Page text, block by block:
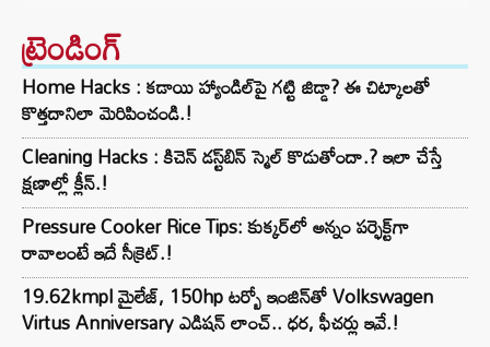
ట్రెండింగ్‌
Home Hacks : కడాయి హ్యాండిల్‌పై గట్టి జిడ్డా? ఈ చిట్కాలతో
కొత్తదానిలా మెరిపించండి.!
Cleaning Hacks : కిచెన్ డస్ట్‌బిన్ స్మెల్ కొడుతోందా.? ఇలా చేస్తే
క్షణాల్లో క్లీన్.!
Pressure Cooker Rice Tips: కుక్కర్‌లో అన్నం పర్ఫెక్ట్‌గా
రావాలంటే ఇదే సీక్రెట్.!
19.62kmpl మైలేజ్, 150hp టర్బో ఇంజిన్‌తో Volkswagen
Virtus Anniversary ఎడిషన్ లాంచ్.. ధర, ఫీచర్లు ఇవే.!